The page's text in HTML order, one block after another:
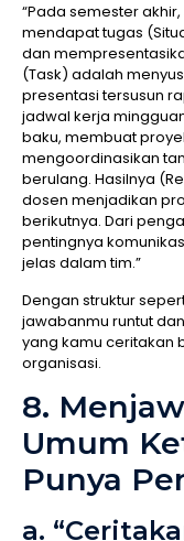
“Pada semester
mendapat tugas
dan
(Task) adalah
presentasi tersusun
jadwal kerja
baku, membuat
mengoordinasikan
berulang. Hasilnya
dosen menjadikan
berikutnya. Dari
pentingnya
jelas dalam tim.”
Dengan struktur
jawabanmu runtut
yang kamu ceritakan
organisasi.
8.
Umum
Punya
a.